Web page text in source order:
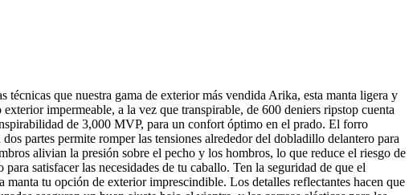
que nuestra gama de exterior más vendida Arika, esta manta ligera y
impermeable, a la vez que transpirable, de 600 deniers ripstop cuenta
de 3,000 MVP, para un confort óptimo en el prado. El forro
partes permite romper las tensiones alrededor del dobladillo delantero para
alivian la presión sobre el pecho y los hombros, lo que reduce el riesgo de
satisfacer las necesidades de tu caballo. Ten la seguridad de que el
manta tu opción de exterior imprescindible. Los detalles reflectantes hacen que